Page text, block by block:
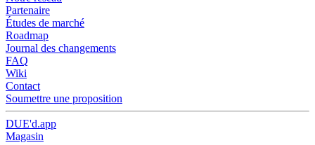
Partenaire
Études de marché
Roadmap
Journal des changements
FAQ
Wiki
Contact
Soumettre une proposition
DUE'd.app
Magasin